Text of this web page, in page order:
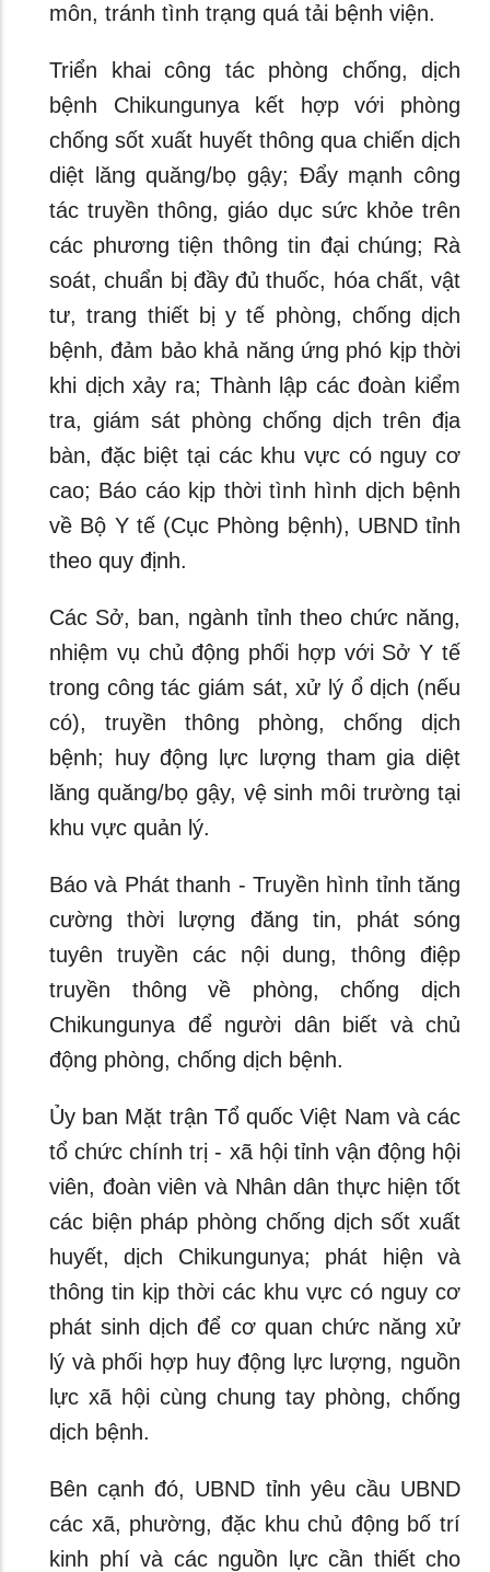
môn, tránh tình trạng quá tải bệnh viện.
Triển khai công tác phòng chống, dịch
bệnh Chikungunya kết hợp với phòng
chống sốt xuất huyết thông qua chiến dịch
diệt lăng quăng/bọ gậy; Đẩy mạnh công
tác truyền thông, giáo dục sức khỏe trên
các phương tiện thông tin đại chúng; Rà
soát, chuẩn bị đầy đủ thuốc, hóa chất, vật
tư, trang thiết bị y tế phòng, chống dịch
bệnh, đảm bảo khả năng ứng phó kịp thời
khi dịch xảy ra; Thành lập các đoàn kiểm
tra, giám sát phòng chống dịch trên địa
bàn, đặc biệt tại các khu vực có nguy cơ
cao; Báo cáo kịp thời tình hình dịch bệnh
về Bộ Y tế (Cục Phòng bệnh), UBND tỉnh
theo quy định.
Các Sở, ban, ngành tỉnh theo chức năng,
nhiệm vụ chủ động phối hợp với Sở Y tế
trong công tác giám sát, xử lý ổ dịch (nếu
có), truyền thông phòng, chống dịch
bệnh; huy động lực lượng tham gia diệt
lăng quăng/bọ gậy, vệ sinh môi trường tại
khu vực quản lý.
Báo và Phát thanh - Truyền hình tỉnh tăng
cường thời lượng đăng tin, phát sóng
tuyên truyền các nội dung, thông điệp
truyền thông về phòng, chống dịch
Chikungunya để người dân biết và chủ
động phòng, chống dịch bệnh.
Ủy ban Mặt trận Tổ quốc Việt Nam và các
tổ chức chính trị - xã hội tỉnh vận động hội
viên, đoàn viên và Nhân dân thực hiện tốt
các biện pháp phòng chống dịch sốt xuất
huyết, dịch Chikungunya; phát hiện và
thông tin kịp thời các khu vực có nguy cơ
phát sinh dịch để cơ quan chức năng xử
lý và phối hợp huy động lực lượng, nguồn
lực xã hội cùng chung tay phòng, chống
dịch bệnh.
Bên cạnh đó, UBND tỉnh yêu cầu UBND
các xã, phường, đặc khu chủ động bố trí
kinh phí và các nguồn lực cần thiết cho